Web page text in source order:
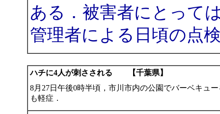
ある．被害者にとって
管理者による日頃の点
ハチに4人が刺さされる 【千葉県】
8月27日午後0時半頃，市川市内の公園でバーベキュ
も軽症．